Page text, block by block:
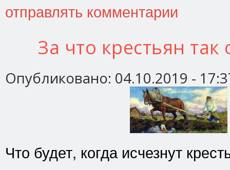
отправлять комментарии
За что крестьян так
Опубликовано: 04.10.2019 -
Что будет, когда исчезнут